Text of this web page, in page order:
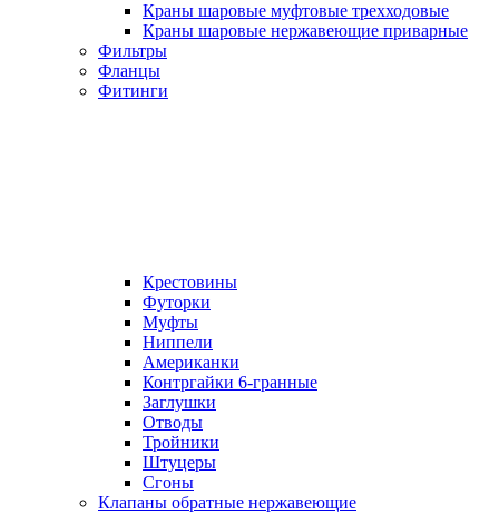
Краны шаровые муфтовые трехходовые
Краны шаровые нержавеющие приварные
Фильтры
Фланцы
Фитинги
Крестовины
Футорки
Муфты
Ниппели
Американки
Контргайки 6-гранные
Заглушки
Отводы
Тройники
Штуцеры
Сгоны
Клапаны обратные нержавеющие